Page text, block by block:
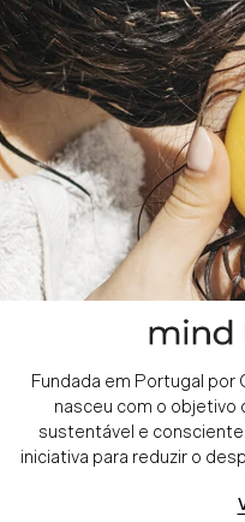
Fundada em Portugal por
nasceu com o objetivo
sustentável e
iniciativa para reduzir o
incentivando escolhas